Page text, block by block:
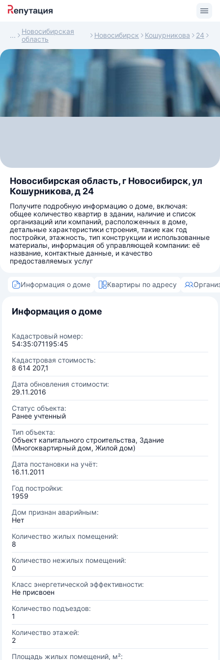
Новосибирская
область
Новосибирск Кошурникова 24
Новосибирская область, г Новосибирск, ул
Кошурникова, д 24
Получите подробную информацию о доме, включая:
общее количество квартир в здании, наличие и список
организаций или компаний, расположенных в доме,
детальные характеристики строения, такие как год
постройки, этажность, тип конструкции и использованные
материалы, информация об управляющей компании: её
название, контактные данные, и качество
предоставляемых услуг
Информация о доме Квартиры по адресу
Информация о доме
Кадастровый номер:
54:35:071195:45
Кадастровая стоимость:
8 614 207,1
Дата обновления стоимости:
29.11.2016
Статус объекта:
Ранее учтенный
Тип объекта:
Объект капитального строительства, Здание
(Многоквартирный дом, Жилой дом)
Дата постановки на учёт:
16.11.2011
Год постройки:
1959
Дом признан аварийным:
Нет
Количество жилых помещений:
8
Количество нежилых помещений:
0
Класс энергетической эффективности:
Не присвоен
Количество подъездов:
1
Количество этажей:
2
Площадь жилых помещений, м²: